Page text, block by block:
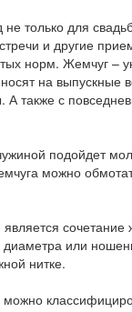
только для
и другие
норм. Жемчуг –
на выпускные
А также с
подойдет
можно
сочетание
диаметра или
нитке.
можно